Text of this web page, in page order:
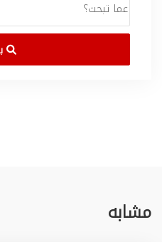
بحث
مشابه